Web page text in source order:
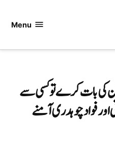
Menu
کی بات کرے تو کسی سے
اور فواد چوہدری آمنے